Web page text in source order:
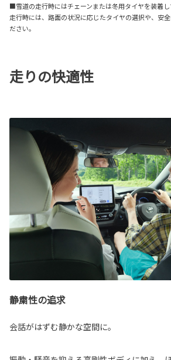
■雪道の走行時にはチェーンまたは冬用タイヤを装着
走行時には、路面の状況に応じたタイヤの選択や、安
ださい。
走りの快適性
静粛性の追求
会話がはずむ静かな空間に。